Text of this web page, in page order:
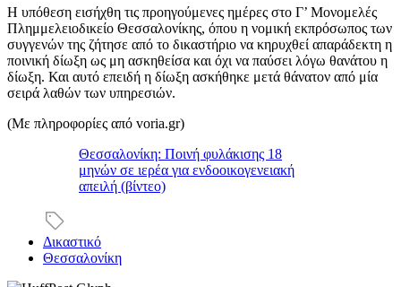
Η υπόθεση εισήχθη τις προηγούμενες ημέρες στο Γ’ Μονομελές
Πλημμελειοδικείο Θεσσαλονίκης, όπου η νομική εκπρόσωπος των
συγγενών της ζήτησε από το δικαστήριο να κηρυχθεί απαράδεκτη η
ποινική δίωξη ως μη ασκηθείσα και όχι να παύσει λόγω θανάτου η
δίωξη. Και αυτό επειδή η δίωξη ασκήθηκε μετά θάνατον από μία
σειρά λαθών των υπηρεσιών.
(Με πληροφορίες από voria.gr)
Θεσσαλονίκη: Ποινή φυλάκισης 18
μηνών σε ιερέα για ενδοοικογενειακή
απειλή (βίντεο)
Δικαστικό
Θεσσαλονίκη